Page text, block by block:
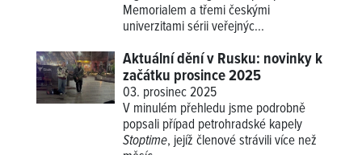
Memorialem a třemi českými
univerzitami sérii veřejnýc...
Aktuální dění v Rusku: novinky k
začátku prosince 2025
03. prosinec 2025
V minulém přehledu jsme podrobně
popsali případ petrohradské kapely
Stoptime, jejíž členové strávili více než